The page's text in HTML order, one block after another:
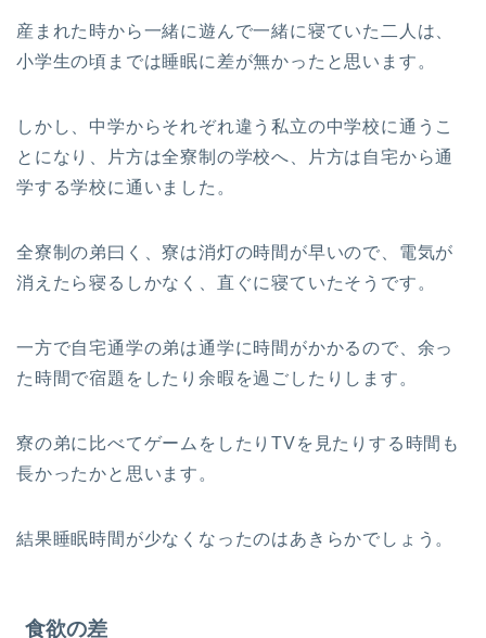
産まれた時から一緒に遊んで一緒に寝ていた二人は、
小学生の頃までは睡眠に差が無かったと思います。
しかし、中学からそれぞれ違う私立の中学校に通うこ
とになり、片方は全寮制の学校へ、片方は自宅から通
学する学校に通いました。
全寮制の弟曰く、寮は消灯の時間が早いので、電気が
消えたら寝るしかなく、直ぐに寝ていたそうです。
一方で自宅通学の弟は通学に時間がかかるので、余っ
た時間で宿題をしたり余暇を過ごしたりします。
寮の弟に比べてゲームをしたりTVを見たりする時間も
長かったかと思います。
結果睡眠時間が少なくなったのはあきらかでしょう。
食欲の差